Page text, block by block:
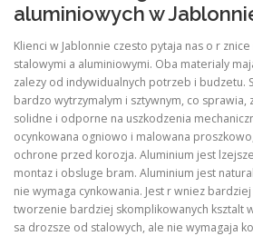
aluminiowych w
Klienci w Jablonnie czesto pytaja nas o r
stalowymi a aluminiowymi. Oba materialy
zalezy od indywidualnych potrzeb i budzetu.
bardzo wytrzymalym i sztywnym, co
solidne i odporne na uszkodzenia
ocynkowana ogniowo i malowana
ochrone przed korozja. Aluminium jest
montaz i obsluge bram. Aluminium jest
nie wymaga cynkowania. Jest r wniez
tworzenie bardziej skomplikowanych ksztalt
sa drozsze od stalowych, ale nie wymagaja